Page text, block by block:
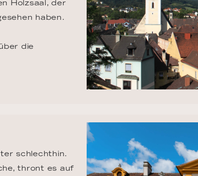
Holzsaal, der
haben.
die
schlechthin.
thront es auf